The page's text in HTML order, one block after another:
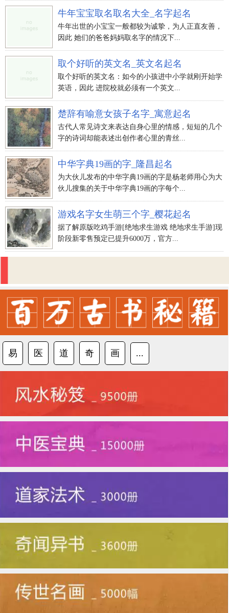
雅）、（许天瑞）、（许德运）
（许鸿远）、（许景天）、（许骏俊）、（许乐
正）、（许俊友）、（许承允）
（许德寿）、（许康震）、（许鸿畅）、（许英
叡）、（许天华）、（许鹏飞）
（许坚白）、（许令羽）、（许英勋）、（许德
本）、（许昆明市）、（许高超）
（许雪峰）、（许英悟）、（许新霁）、（许乐
水）、（许驰轩）、（许飞翰）
（许良吉）、（许浩涆）、（许奇邃）、（许鹏
飞）、（许子明）、（许博达）
（许伟祺）、（许鸿羽）、（许骞北）、（许鸿
熙）、（许星渊）、（许星辰）
（许子琪）、（许睿识）、（许璞瑜）、（许涵
亮）、（许睿思）、（许光赫）
（许文曜）、（许昊东）、（许振国）、（许茂
才）、（许建业）、（许彭魄）
（许成周）、（许飞语）、（许运浩）、（许驰
藻）、（许昂熙）、（许飞鹏）
（许弘伟）、（许康盛）、（许鸿光）、（许景
明）、（许俊驰）、（许德昌）
（许明轩）、（许苑博）、（许睿诚）、（许弘
阔）、（许安然）、（许鸿晖）
（许思博）、（许立诚）、（许涵畅）、（许鸿
（许德业）、（许温瑜）、（许嘉平）、（许景
（许建同）、（许建工）、（许锐锋）、（许天
娇）、（许华晖）、（许 鹏鲲）
（许凯润）、（许温良）、（许乐语）、（许宏
才）、（许昆纬）、（许星渊）
（许弘大）、（许煜祺）、（许俊智）、（许泰
宁）、（陈家骏）、（许博延）
许姓男孩取名，许姓男孩起名有关阅读文章：
超好听的许姓男孩儿名称大全
猪年姓许的男宝宝名字
许姓发源，许姓的来源于
牛年宝宝取名取名大全_名字起名
牛年出世的小宝宝一般都较为诚挚，为人正直友善，
因此 她们的爸爸妈妈取名字的情况下...
取个好听的英文名_英文名起名
取个好听的英文名：如今的小孩进中小学就刚开始学
英语，因此 进院校就必须有一个英文...
楚辞有喻意女孩子名字_寓意起名
古代人常见诗文来表达自身心里的情感，短短的几个
字的诗词却能表述出创作者心里的青丝...
中华字典19画的字_隆昌起名
为大伙儿发布的中华字典19画的字是杨老师用心为大
伙儿搜集的关于中华字典19画的字每个...
游戏名字女生萌三个字_樱花起名
据了解原版吃鸡手游[绝地求生游戏 绝地求生手游]现
阶段新零售预定已提升6000万，官方...
易 医 道 奇 画 ...